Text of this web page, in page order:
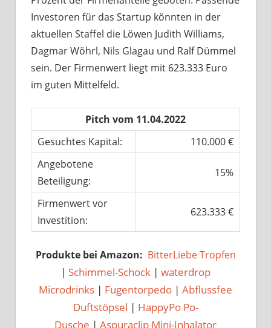
Investoren für das Startup könnten in der
aktuellen Staffel die Löwen Judith Williams,
Dagmar Wöhrl, Nils Glagau und Ralf Dümmel
sein. Der Firmenwert liegt mit 623.333 Euro
im guten Mittelfeld.
Pitch vom 11.04.2022
Gesuchtes Kapital:
110.000 €
Angebotene
Beteiligung:
15%
Firmenwert vor
Investition:
623.333 €
Produkte bei Amazon: BitterLiebe Tropfen
| Schimmel-Schock | waterdrop
Microdrinks | Fugentorpedo | Abflussfee
Duftstöpsel | HappyPo Po-
Dusche | Aspuraclip Mini-Inhalator